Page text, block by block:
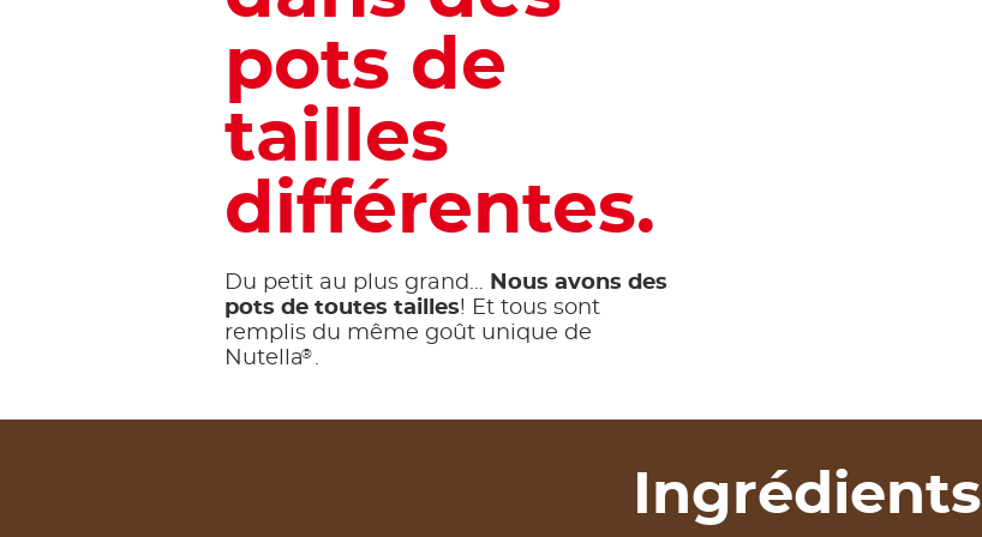
pots de
tailles
différentes.
Du petit au plus grand… Nous avons des
pots de toutes tailles! Et tous sont
remplis du même goût unique de
Nutella® .
Ingrédients